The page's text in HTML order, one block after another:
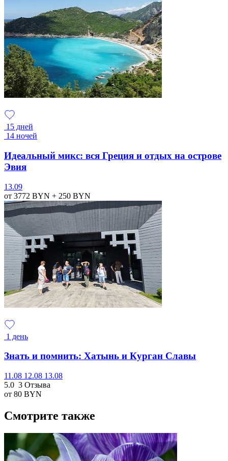
15 дней
14 ночей
Идеальный микс: вся Греция и отдых на острове
Эвия
13.09
от 3772 BYN + 250 BYN
1 день
Знать и помнить: Хатынь и Курган Славы
11.08 12.08 13.08
5.0 3 Отзыва
от 80 BYN
Смотрите также